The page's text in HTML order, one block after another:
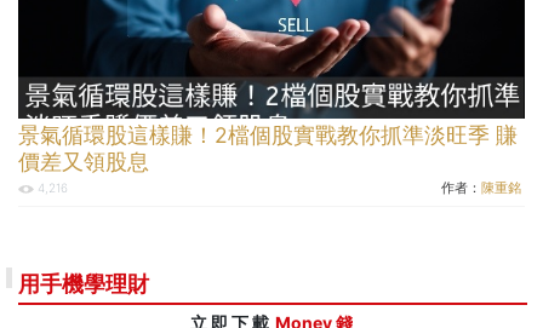
景氣循環股這樣賺！2檔個股實戰教你抓準淡旺季 賺
價差又領股息
4,216 作者： 陳重銘
用手機學理財
立 即 下 載 Money 錢